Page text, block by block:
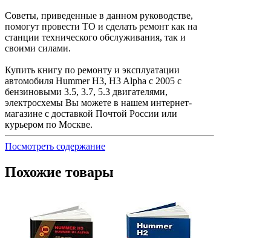
Советы, приведенные в данном руководстве,
помогут провести ТО и сделать ремонт как на
станции технического обслуживания, так и
своими силами.
Купить книгу по ремонту и эксплуатации
автомобиля Hummer H3, H3 Alpha с 2005 с
бензиновыми 3.5, 3.7, 5.3 двигателями,
электросхемы Вы можете в нашем интернет-
магазине с доставкой Почтой России или
курьером по Москве.
Посмотреть содержание
Похожие товары